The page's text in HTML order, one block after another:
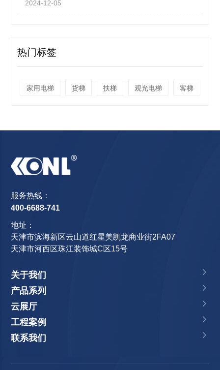
2024-12-05
热门标签
家用电梯 货梯 扶梯 观光电梯 客梯
服务热线：
400-6688-741
地址：
天津市滨海新区云山道红星美凯龙商业街2FA07
天津市河西区珠江装饰城C区15号
关于我们
产品系列
云展厅
工程案例
联系我们